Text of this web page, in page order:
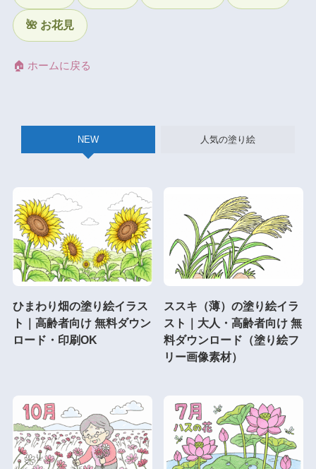
🌺 お花見
🏠 ホームに戻る
NEW 人気の塗り絵
ひまわり畑の塗り絵イラス
ト｜高齢者向け 無料ダウン
ロード・印刷OK
ススキ（薄）の塗り絵イラ
スト｜大人・高齢者向け 無
料ダウンロード（塗り絵フ
リー画像素材）